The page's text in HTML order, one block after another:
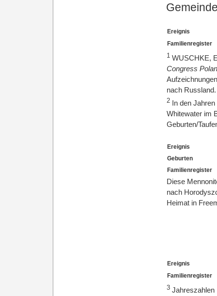
Ereignis
1 WUSCHKE,
Congress
nach Russland.
2 In den
Whitewater im
Geburten/
Familienregister
Ereignis
Diese
nach
Heimat in
Geburten
Familienregister
Ereignis
3
Familienregister